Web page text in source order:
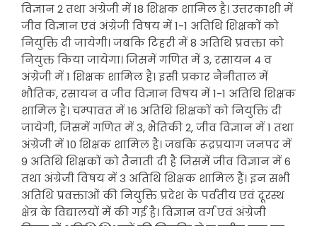
विज्ञान 2 तथा अंग्रेजी में 18 शिक्षक शामिल है। उत्तरकाशी में
जीव विज्ञान एवं अंग्रेजी विषय में 1-1 अतिथि शिक्षकों को
नियुक्ति दी जायेगी। जबकि टिहरी में 8 अतिथि प्रवक्ता को
नियुक्त किया जायेगा। जिसमें गणित में 3, रसायन 4 व
अंग्रेजी में 1 शिक्षक शामिल है। इसी प्रकार नैनीताल में
भौतिक, रसायन व जीव विज्ञान विषय में 1-1 अतिथि शिक्षक
शामिल है। चम्पावत में 16 अतिथि शिक्षकों को नियुक्ति दी
जायेगी, जिसमें गणित में 3, भैतिकी 2, जीव विज्ञान में 1 तथा
अंग्रेजी में 10 शिक्षक शामिल है। जबकि रूद्रप्रयाग जनपद में
9 अतिथि शिक्षकों को तैनाती दी है जिसमें जीव विज्ञान में 6
तथा अंग्रेजी विषय में 3 अतिथि शिक्षक शामिल हैं। इन सभी
अतिथि प्रवक्ताओं की नियुक्ति प्रदेश के पर्वतीय एवं दूरस्थ
क्षेत्र के विद्यालयों में की गई है। विज्ञान वर्ग एवं अंग्रेजी